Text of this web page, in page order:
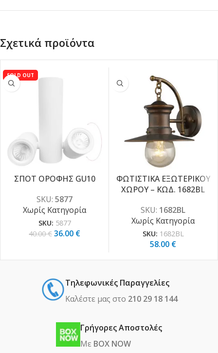
Σχετικά προϊόντα
SOLD OUT
ΣΠΟΤ ΟΡΟΦΗΣ GU10
SKU: 5877
Χωρίς Κατηγορία
SKU: 5877
40.00€ 36.00 €
ΦΩΤΙΣΤΙΚΑ ΕΞΩΤΕΡΙΚΟΥ
ΧΩΡΟΥ – ΚΩΔ. 1682BL
SKU: 1682BL
Χωρίς Κατηγορία
SKU: 1682BL
58.00 €
Τηλεφωνικές Παραγγελίες
Καλέστε μας στο 210 29 18 144
Γρήγορες Αποστολές
Με BOX NOW